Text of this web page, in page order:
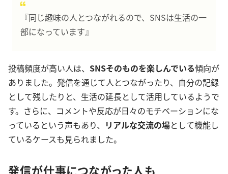
『同じ趣味の人とつながれるので、SNSは生活の一
部になっています』
投稿頻度が高い人は、 SNSそのものを楽しんでいる傾向が
ありました。発信を通じて人とつながったり、自分の記録
として残したりと、生活の延長として活用しているようで
す。さらに、コメントや反応が日々のモチベーションにな
っているという声もあり、 リアルな交流の場として機能し
ているケースも見られました。
発信が仕事につながった人も